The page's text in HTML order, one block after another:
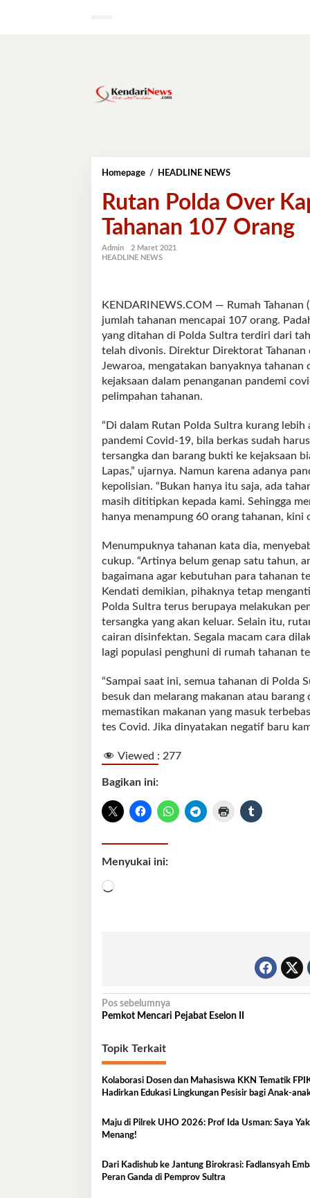
Homepage / HEADLINE NEWSRutan
Over
Kapasitas
Standar
Rutan Polda Over
Tahanan 107 Orang
Admin
2 Maret 2021
HEADLINE NEWS
KENDARINEWS.COM — Rumah Tahanan
jumlah tahanan mencapai 107 orang.
yang ditahan di Polda Sultra terdiri dari
telah divonis. Direktur Direktorat
Jewaroa, mengatakan banyaknya
kejaksaan dalam penanganan pandemi
pelimpahan tahanan.
“Di dalam Rutan Polda Sultra kurang lebih
pandemi Covid-19, bila berkas sudah
tersangka dan barang bukti ke kejaksaan
Lapas,” ujarnya. Namun karena adanya
kepolisian. “Bukan hanya itu saja, ada
masih dititipkan kepada kami. Sehingga
hanya menampung 60 orang tahanan, kini
Menumpuknya tahanan kata dia,
cukup. “Artinya belum genap satu tahun,
bagaimana agar kebutuhan para tahanan
Kendati demikian, pihaknya tetap
Polda Sultra terus berupaya melakukan
tersangka yang akan keluar. Selain itu,
cairan disinfektan. Segala macam cara
lagi populasi penghuni di rumah tahanan
“Sampai saat ini, semua tahanan di Polda
besuk dan melarang makanan atau
memastikan makanan yang masuk
tes Covid. Jika dinyatakan negatif baru
Viewed : 277
Bagikan ini:
Menyukai ini:
Memuat...
Navigasi
Pos sebelumnya
Pemkot Mencari Pejabat Eselon II
Topik Terkait
Kolaborasi Dosen dan Mahasiswa KKN Tematik
Hadirkan Edukasi Lingkungan Pesisir bagi Anak-
Maju di Pilrek UHO 2026: Prof Ida Usman: Saya Yakin
Menang!
Dari Kadishub ke Jantung Birokrasi: Fadlansyah
Peran Ganda di Pemprov Sultra